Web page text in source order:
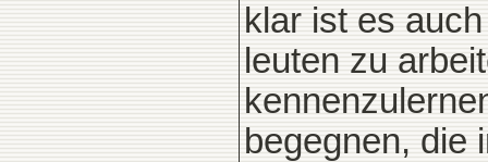
klar ist es
leuten zu
begegnen, die